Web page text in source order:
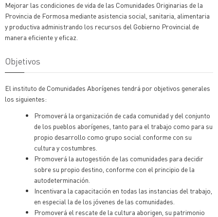
Mejorar las condiciones de vida de las Comunidades Originarias de la
Provincia de Formosa mediante asistencia social, sanitaria, alimentaria
y productiva administrando los recursos del Gobierno Provincial de
manera eficiente y eficaz.
Objetivos
El instituto de Comunidades Aborígenes tendrá por objetivos generales
los siguientes:
Promoverá la organización de cada comunidad y del conjunto
de los pueblos aborígenes, tanto para el trabajo como para su
propio desarrollo como grupo social conforme con su
cultura y costumbres.
Promoverá la autogestión de las comunidades para decidir
sobre su propio destino, conforme con el principio de la
autodeterminación.
Incentivara la capacitación en todas las instancias del trabajo,
en especial la de los jóvenes de las comunidades.
Promoverá el rescate de la cultura aborigen, su patrimonio